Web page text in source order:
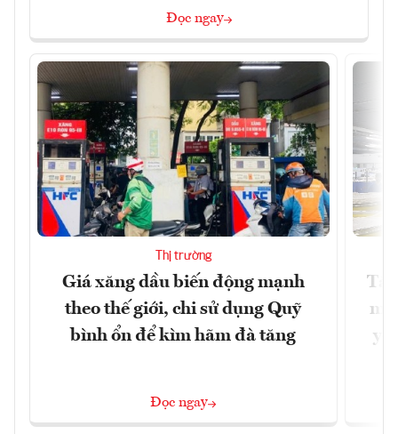
Đọc ngay
Thị trường
Giá xăng dầu biến động mạnh
theo thế giới, chi sử dụng Quỹ
bình ổn để kìm hãm đà tăng
Đọc ngay